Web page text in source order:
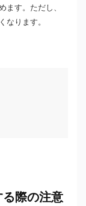
ます。ただし、
なります。
際の注意